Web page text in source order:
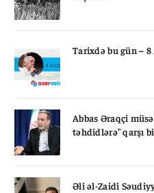
Tarixdə bu gün –
Abbas Əraqçi
təhdidlərə" qarşı
Əli əl-Zaidi